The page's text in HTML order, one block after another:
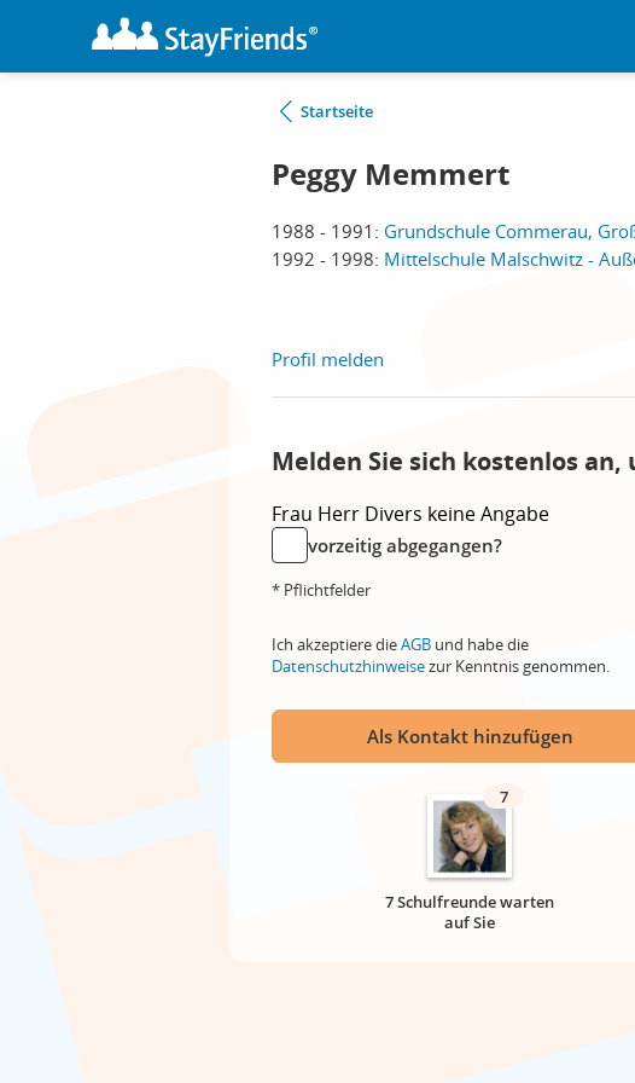
Startseite
Peggy Memmert
1988 - 1991: Grundschule Commerau,
1992 - 1998: Mittelschule Malschwitz -
Profil melden
Melden Sie sich kostenlos
Frau Herr Divers keine Angabe
vorzeitig abgegangen?
* Pflichtfelder
Ich akzeptiere dieAGB und habe die
Datenschutzhinweisezur Kenntnis genommen.
Als Kontakt hinzufügen
7
7 Schulfreunde warten
auf Sie